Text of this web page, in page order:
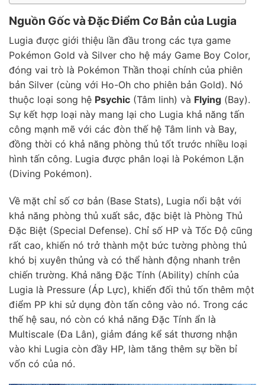
Nguồn Gốc và Đặc Điểm Cơ Bản của Lugia
Lugia được giới thiệu lần đầu trong các tựa game
Pokémon Gold và Silver cho hệ máy Game Boy Color,
đóng vai trò là Pokémon Thần thoại chính của phiên
bản Silver (cùng với Ho-Oh cho phiên bản Gold). Nó
thuộc loại song hệ Psychic (Tâm linh) và Flying (Bay).
Sự kết hợp loại này mang lại cho Lugia khả năng tấn
công mạnh mẽ với các đòn thế hệ Tâm linh và Bay,
đồng thời có khả năng phòng thủ tốt trước nhiều loại
hình tấn công. Lugia được phân loại là Pokémon Lặn
(Diving Pokémon).
Về mặt chỉ số cơ bản (Base Stats), Lugia nổi bật với
khả năng phòng thủ xuất sắc, đặc biệt là Phòng Thủ
Đặc Biệt (Special Defense). Chỉ số HP và Tốc Độ cũng
rất cao, khiến nó trở thành một bức tường phòng thủ
khó bị xuyên thủng và có thể hành động nhanh trên
chiến trường. Khả năng Đặc Tính (Ability) chính của
Lugia là Pressure (Áp Lực), khiến đối thủ tốn thêm một
điểm PP khi sử dụng đòn tấn công vào nó. Trong các
thế hệ sau, nó còn có khả năng Đặc Tính ẩn là
Multiscale (Đa Lân), giảm đáng kể sát thương nhận
vào khi Lugia còn đầy HP, làm tăng thêm sự bền bỉ
vốn có của nó.